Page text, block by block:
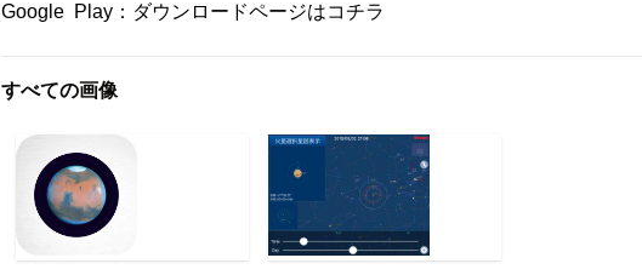
Google Play：ダウンロードページはコチラ
すべての画像